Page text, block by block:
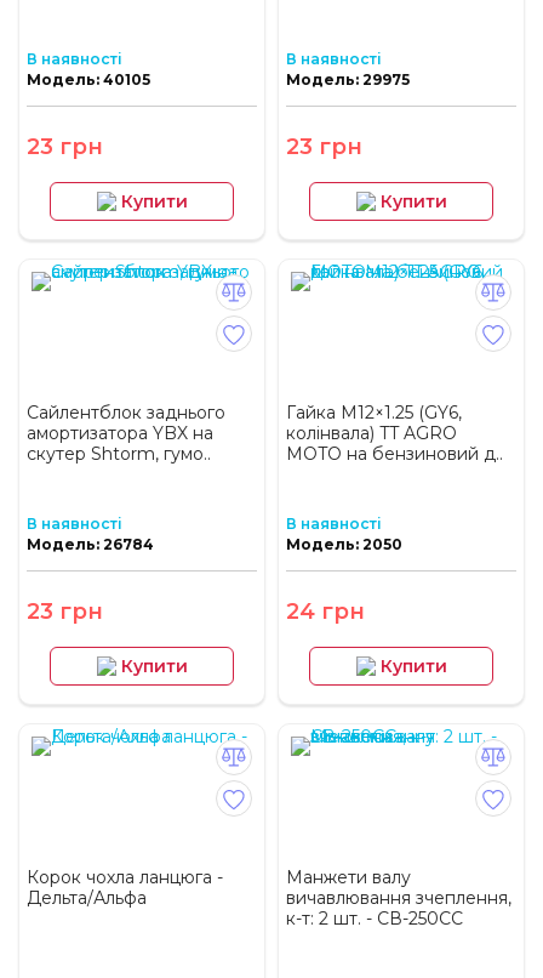
В наявності
Модель: 40105
23 грн
Купити
В наявності
Модель: 29975
23 грн
Купити
Сайлентблок заднього
амортизатора YBX на
скутер Shtorm, гумо..
В наявності
Модель: 26784
23 грн
Купити
Гайка M12×1.25 (GY6,
колінвала) TT AGRO
MOTO на бензиновий д..
В наявності
Модель: 2050
24 грн
Купити
Корок чохла ланцюга -
Дельта/Альфа
Манжети валу
вичавлювання зчеплення,
к-т: 2 шт. - СВ-250СС